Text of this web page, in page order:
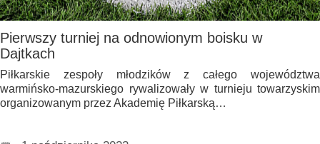
Pierwszy turniej na odnowionym boisku w
Dajtkach
Piłkarskie zespoły młodzików z całego województwa
warmińsko-mazurskiego rywalizowały w turnieju towarzyskim
organizowanym przez Akademię Piłkarską…